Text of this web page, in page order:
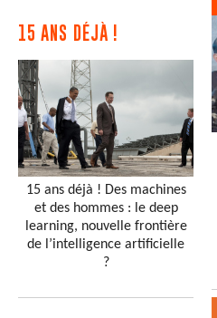
15 ANS DÉJÀ !
15 ans déjà ! Des machines
et des hommes : le deep
learning, nouvelle frontière
de l’intelligence artificielle
?